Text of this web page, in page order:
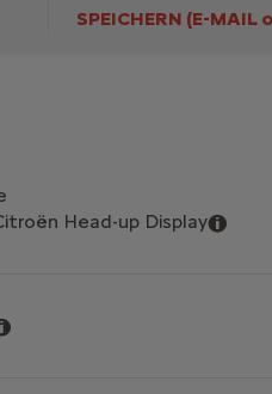
SPEICHERN (E-MAIL
Head-up Display